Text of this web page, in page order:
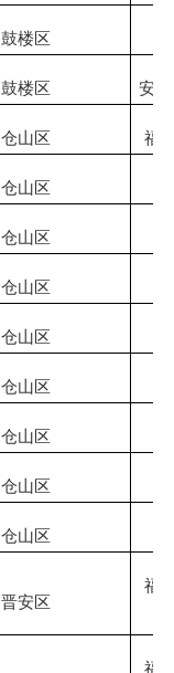
鼓楼区
鼓楼区 安
仓山区 福
仓山区
仓山区
仓山区
仓山区
仓山区
仓山区
仓山区
仓山区
晋安区
福
福